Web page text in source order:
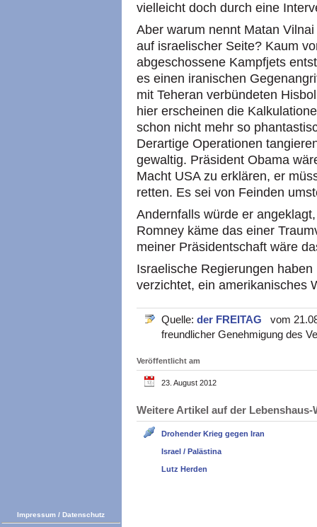
vielleicht doch durch eine
Aber warum nennt Matan
auf israelischer Seite? Kaum
abgeschossene Kampfjets
es einen iranischen
mit Teheran verbündeten
hier erscheinen die
schon nicht mehr so
Derartige Operationen
gewaltig. Präsident Obama
Macht USA zu erklären, er
retten. Es sei von Feinden
Andernfalls würde er
Romney käme das einer
meiner Präsidentschaft wäre
Israelische Regierungen
verzichtet, ein amerikanisches
Quelle: der FREITAG
vom
freundlicher Genehmigung des
Veröffentlicht am
23. August 2012
Weitere Artikel auf der
Drohender Krieg gegen Iran
Israel / Palästina
Lutz Herden
Impressum / Datenschutz